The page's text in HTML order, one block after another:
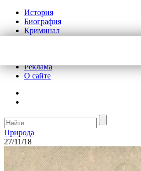
История
Биография
Криминал
Реклама
О сайте
Природа
27/11/18